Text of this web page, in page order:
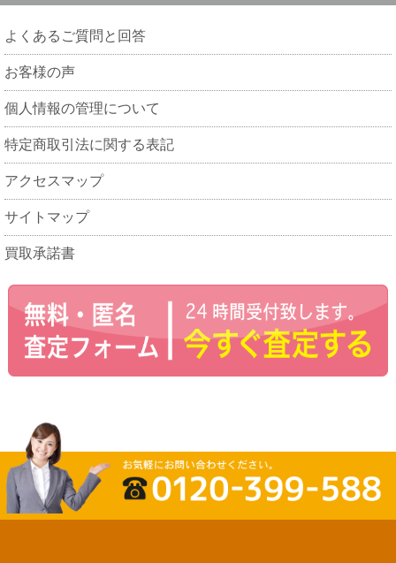
よくあるご質問と回答
お客様の声
個人情報の管理について
特定商取引法に関する表記
アクセスマップ
サイトマップ
買取承諾書